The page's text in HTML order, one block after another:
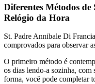
Diferentes Métodos
Relógio da Hora
St. Padre Annibale Di
comprovados para observar
O primeiro método é
os dias lendo-a sozinha,
forma, você pode completar